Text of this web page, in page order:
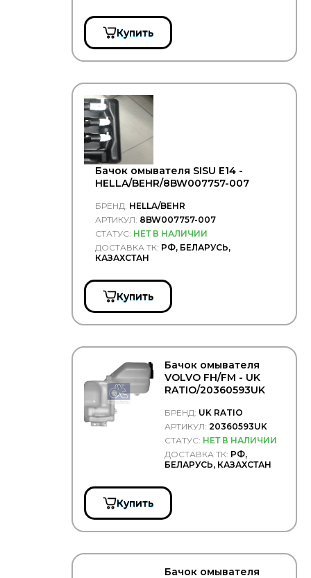
GREAT WALL
Hans Pries
JAPANPARTS
LAND ROVER
Mec-Diesel
MERITOR/ROR
Купить
Бачок омывателя SISU E14 -
HELLA/BEHR/8BW007757-007
БРЕНД: HELLA/BEHR
АРТИКУЛ: 8BW007757-007
СТАТУС: НЕТ В НАЛИЧИИ
ДОСТАВКА ТК: РФ, БЕЛАРУСЬ,
КАЗАХСТАН
Купить
Бачок омывателя
VOLVO FH/FM - UK
RATIO/20360593UK
БРЕНД: UK RATIO
АРТИКУЛ:20360593UK
СТАТУС: НЕТ В НАЛИЧИИ
ДОСТАВКА ТК: РФ,
БЕЛАРУСЬ, КАЗАХСТАН
Купить
Бачок омывателя